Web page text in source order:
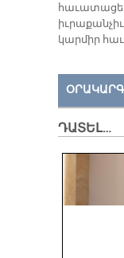
կարմիր
ԴԱՏԵԼ…